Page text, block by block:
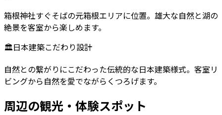
箱根神社すぐそばの元箱根エリアに位置。雄大な自然と湖の
絶景を客室から楽しめます。
🏛️日本建築こだわり設計
自然との繋がりにこだわった伝統的な日本建築様式。客室リ
ビングから自然を愛でながらくつろげます。
周辺の観光・体験スポット